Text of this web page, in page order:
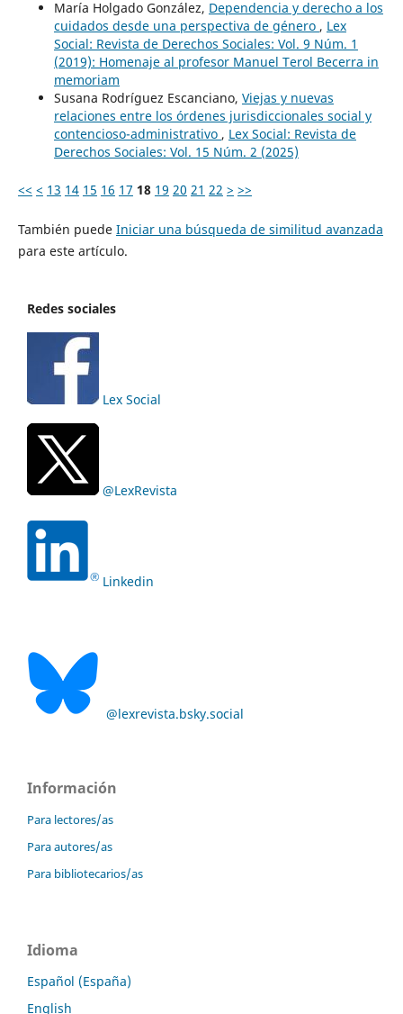
María Holgado González, Dependencia y derecho a los
cuidados desde una perspectiva de género , Lex
Social: Revista de Derechos Sociales: Vol. 9 Núm. 1
(2019): Homenaje al profesor Manuel Terol Becerra in
memoriam
Susana Rodríguez Escanciano, Viejas y nuevas
relaciones entre los órdenes jurisdiccionales social y
contencioso-administrativo , Lex Social: Revista de
Derechos Sociales: Vol. 15 Núm. 2 (2025)
<< < 13 14 15 16 17 18 19 20 21 22 > >>
También puede Iniciar una búsqueda de similitud avanzada
para este artículo.
Redes sociales
Lex Social
@LexRevista
Linkedin
@lexrevista.bsky.social
Información
Para lectores/as
Para autores/as
Para bibliotecarios/as
Idioma
Español (España)
English